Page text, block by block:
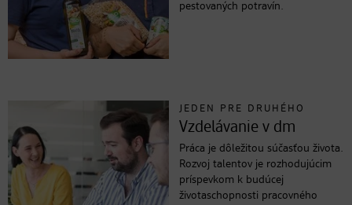
pestovaných potravín.
JEDEN PRE DRUHÉHO
Vzdelávanie v dm
Práca je dôležitou súčasťou života.
Rozvoj talentov je rozhodujúcim
príspevkom k budúcej
životaschopnosti pracovného